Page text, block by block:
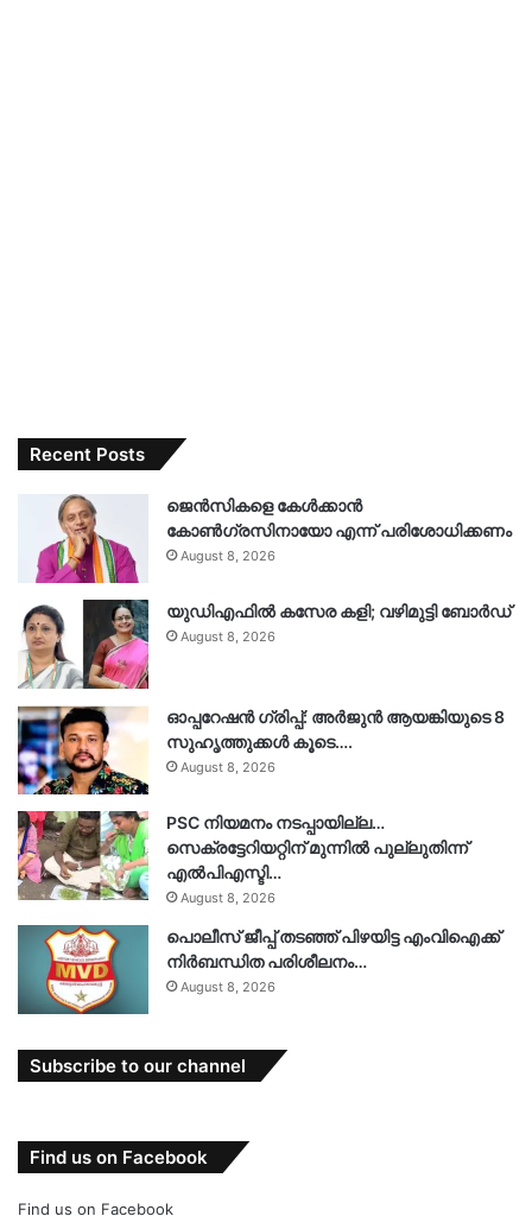
Recent Posts
ജെൻസികളെ കേൾക്കാൻ
കോൺഗ്രസിനായോ എന്ന് പരിശോധിക്കണം
August 8, 2026
യുഡിഎഫിൽ കസേര കളി; വഴിമുട്ടി ബോർഡ്
August 8, 2026
ഓപ്പറേഷൻ ഗ്രിപ്പ്: അർജുൻ ആയങ്കിയുടെ 8
സുഹൃത്തുക്കൾ കൂടെ….
August 8, 2026
PSC നിയമനം നടപ്പായില്ല…
സെക്രട്ടേറിയറ്റിന് മുന്നിൽ പുല്ലുതിന്ന്
എൽപിഎസ്ടി…
August 8, 2026
പൊലീസ് ജീപ്പ് തടഞ്ഞ് പിഴയിട്ട എംവിഐക്ക്
നിർബന്ധിത പരിശീലനം…
August 8, 2026
Subscribe to our channel
Find us on Facebook
Find us on Facebook